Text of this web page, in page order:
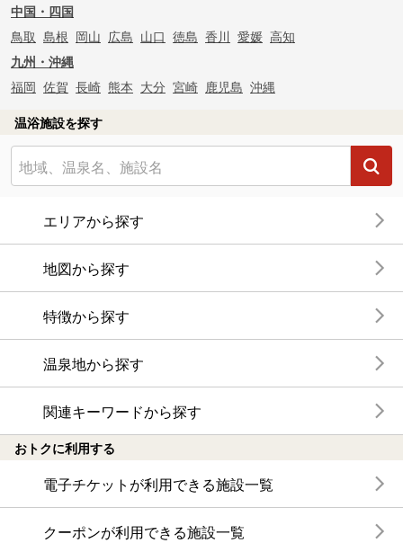
中国・四国
鳥取 島根 岡山 広島 山口 徳島 香川 愛媛 高知
九州・沖縄
福岡 佐賀 長崎 熊本 大分 宮崎 鹿児島 沖縄
温浴施設を探す
エリアから探す
地図から探す
特徴から探す
温泉地から探す
関連キーワードから探す
おトクに利用する
電子チケットが利用できる施設一覧
クーポンが利用できる施設一覧